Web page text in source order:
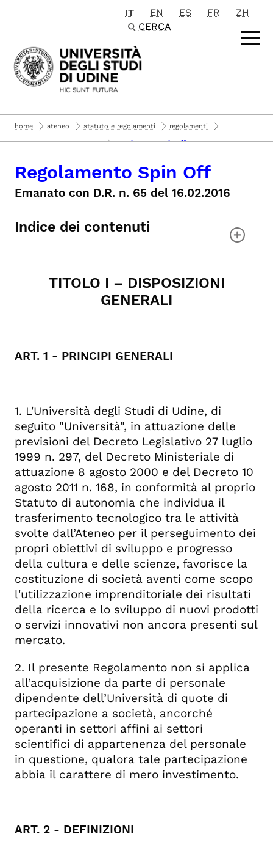
Passa al contenuto principale
IT EN ES FR
ZH
CERCA
home ateneo statuto e regolamenti regolamenti
ricerca e rapporti con terzi regolamento spin off
Regolamento Spin Off
Emanato con D.R. n. 65 del 16.02.2016
Indice dei contenuti
PERSONALE IN SPIN-OFF E START-UP
TITOLO III - PARTECIPAZIONE
TITOLO VI - DIPOSIZIONI
TITOLO I – DISPOSIZIONI
GENERALI
ART. 1 - PRINCIPI GENERALI
1. L'Università degli Studi di Udine, di
seguito "Università", in attuazione delle
previsioni del Decreto Legislativo 27 luglio
1999 n. 297, del Decreto Ministeriale di
attuazione 8 agosto 2000 e del Decreto 10
agosto 2011 n. 168, in conformità al proprio
Statuto di autonomia che individua il
trasferimento tecnologico tra le attività
svolte dall’Ateneo per il perseguimento dei
propri obiettivi di sviluppo e progresso
della cultura e delle scienze, favorisce la
costituzione di società aventi come scopo
l'utilizzazione imprenditoriale dei risultati
della ricerca e lo sviluppo di nuovi prodotti
o servizi innovativi non ancora presenti sul
mercato.
2. Il presente Regolamento non si applica
all’acquisizione da parte di personale
dipendente dell’Università di quote di
partecipazione a società, ancorché
operanti in settori affini ai settori
scientifici di appartenenza del personale
in questione, qualora tale partecipazione
abbia il carattere di mero investimento.
ART. 2 - DEFINIZIONI